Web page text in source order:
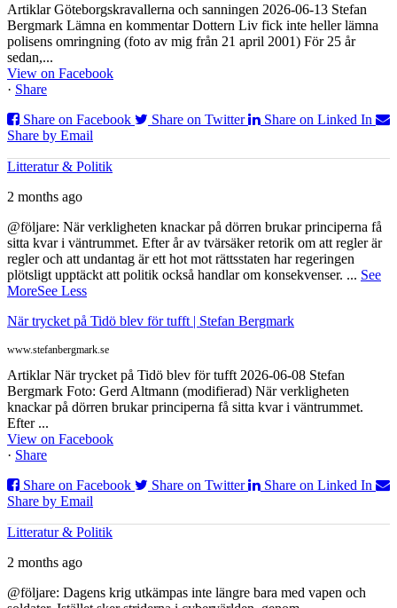
Artiklar Göteborgskravallerna och sanningen 2026-06-13 Stefan
Bergmark Lämna en kommentar Dottern Liv fick inte heller lämna
polisens omringning (foto av mig från 21 april 2001) För 25 år
sedan,...
View on Facebook
· Share
Share on Facebook
Share on Twitter
Share on Linked In
Share by Email
Litteratur & Politik
2 months ago
@följare: När verkligheten knackar på dörren brukar principerna få
sitta kvar i väntrummet. Efter år av tvärsäker retorik om att regler är
regler och att undantag är ett hot mot rättsstaten har regeringen
plötsligt upptäckt att politik också handlar om konsekvenser. ... See
MoreSee Less
När trycket på Tidö blev för tufft | Stefan Bergmark
www.stefanbergmark.se
Artiklar När trycket på Tidö blev för tufft 2026-06-08 Stefan
Bergmark Foto: Gerd Altmann (modifierad) När verkligheten
knackar på dörren brukar principerna få sitta kvar i väntrummet.
Efter ...
View on Facebook
· Share
Share on Facebook
Share on Twitter
Share on Linked In
Share by Email
Litteratur & Politik
2 months ago
@följare: Dagens krig utkämpas inte längre bara med vapen och